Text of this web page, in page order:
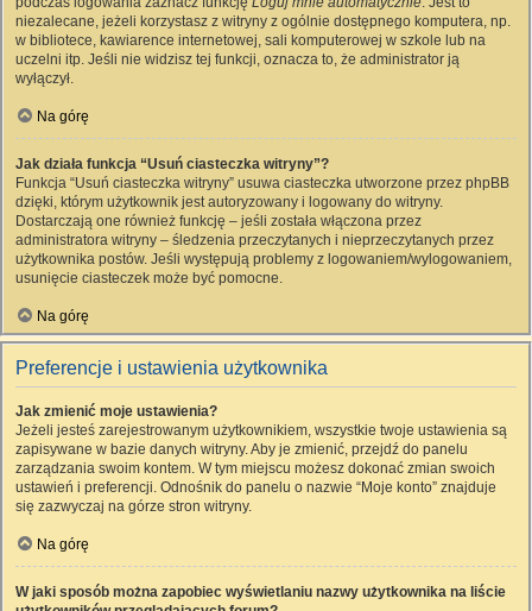
niezalecane, jeżeli korzystasz z witryny z ogólnie dostępnego komputera, np.
w bibliotece, kawiarence internetowej, sali komputerowej w szkole lub na
uczelni itp. Jeśli nie widzisz tej funkcji, oznacza to, że administrator ją
wyłączył.
Na górę
Jak działa funkcja “Usuń ciasteczka witryny”?
Funkcja “Usuń ciasteczka witryny” usuwa ciasteczka utworzone przez phpBB
dzięki, którym użytkownik jest autoryzowany i logowany do witryny.
Dostarczają one również funkcję – jeśli została włączona przez
administratora witryny – śledzenia przeczytanych i nieprzeczytanych przez
użytkownika postów. Jeśli występują problemy z logowaniem/wylogowaniem,
usunięcie ciasteczek może być pomocne.
Na górę
Preferencje i ustawienia użytkownika
Jak zmienić moje ustawienia?
Jeżeli jesteś zarejestrowanym użytkownikiem, wszystkie twoje ustawienia są
zapisywane w bazie danych witryny. Aby je zmienić, przejdź do panelu
zarządzania swoim kontem. W tym miejscu możesz dokonać zmian swoich
ustawień i preferencji. Odnośnik do panelu o nazwie “Moje konto” znajduje
się zazwyczaj na górze stron witryny.
Na górę
W jaki sposób można zapobiec wyświetlaniu nazwy użytkownika na liście